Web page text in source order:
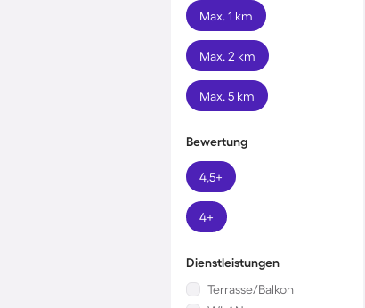
Max. 1 km
Max. 2 km
Max. 5 km
Bewertung
4,5+
4+
Dienstleistungen
Terrasse/Balkon